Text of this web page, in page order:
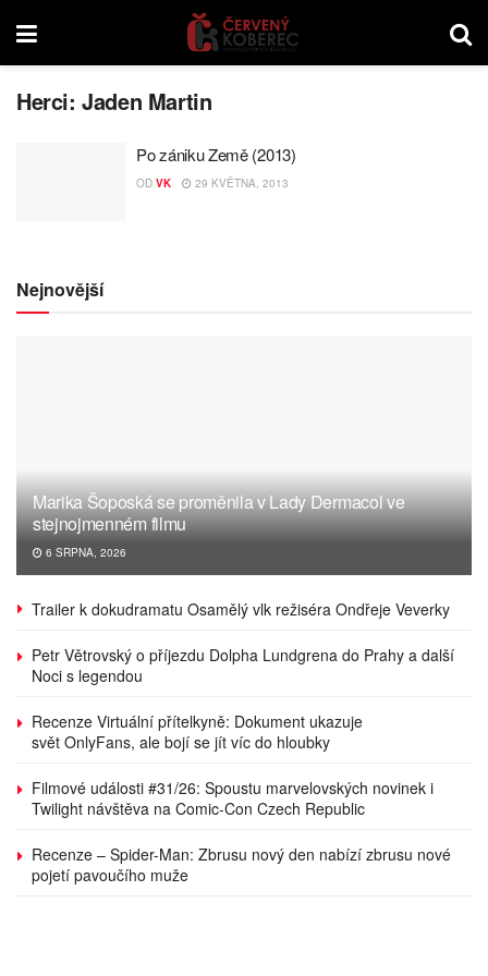
Herci:Jaden Martin
Po zániku Země (2013)
OD VK 29 KVĚTNA, 2013
Nejnovější
Marika Šoposká se proměnila v Lady Dermacol ve
stejnojmenném filmu
6 SRPNA, 2026
Trailer k dokudramatu Osamělý vlk režiséra Ondřeje Veverky
Petr Větrovský o příjezdu Dolpha Lundgrena do Prahy a další
Noci s legendou
Recenze Virtuální přítelkyně: Dokument ukazuje
svět OnlyFans, ale bojí se jít víc do hloubky
Filmové události #31/26: Spoustu marvelovských novinek i
Twilight návštěva na Comic-Con Czech Republic
Recenze – Spider-Man: Zbrusu nový den nabízí zbrusu nové
pojetí pavoučího muže